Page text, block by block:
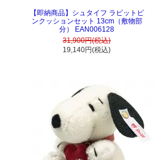
【即納商品】シュタイフ ラビットピ
ンクッションセット 13cm（敷物部
分） EAN006128
31,900円(税込)
19,140円(税込)